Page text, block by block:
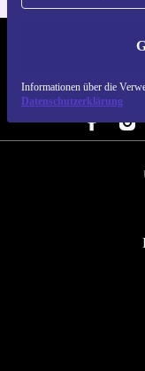
Informationen über die
Datenschutzerklärung
REFURBED